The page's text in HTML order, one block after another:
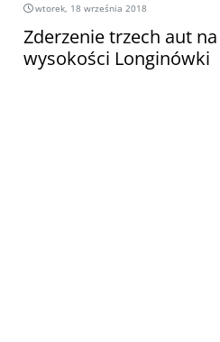
wtorek, 18 września 2018
Zderzenie trzech aut na
wysokości Longinówki